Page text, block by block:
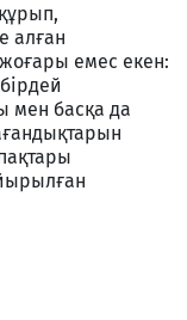
алған
жоғары емес екен:
мен басқа да